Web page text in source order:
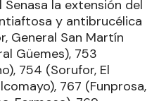
la extensión del
y antibrucélica
General San Martín
Güemes), 753
754 (Sorufor, El
767 (Funprosa,